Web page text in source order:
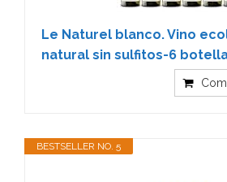
Le Naturel blanco. Vino
natural sin sulfitos-6
BESTSELLER NO. 5